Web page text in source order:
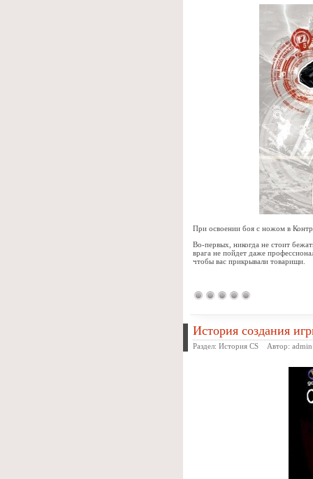
При освоении боя с ножом в
Во-первых, никогда не стоит
врага не пойдет даже
чтобы вас прикрывали товарищи.
История создания
Раздел: История CS Автор: admin